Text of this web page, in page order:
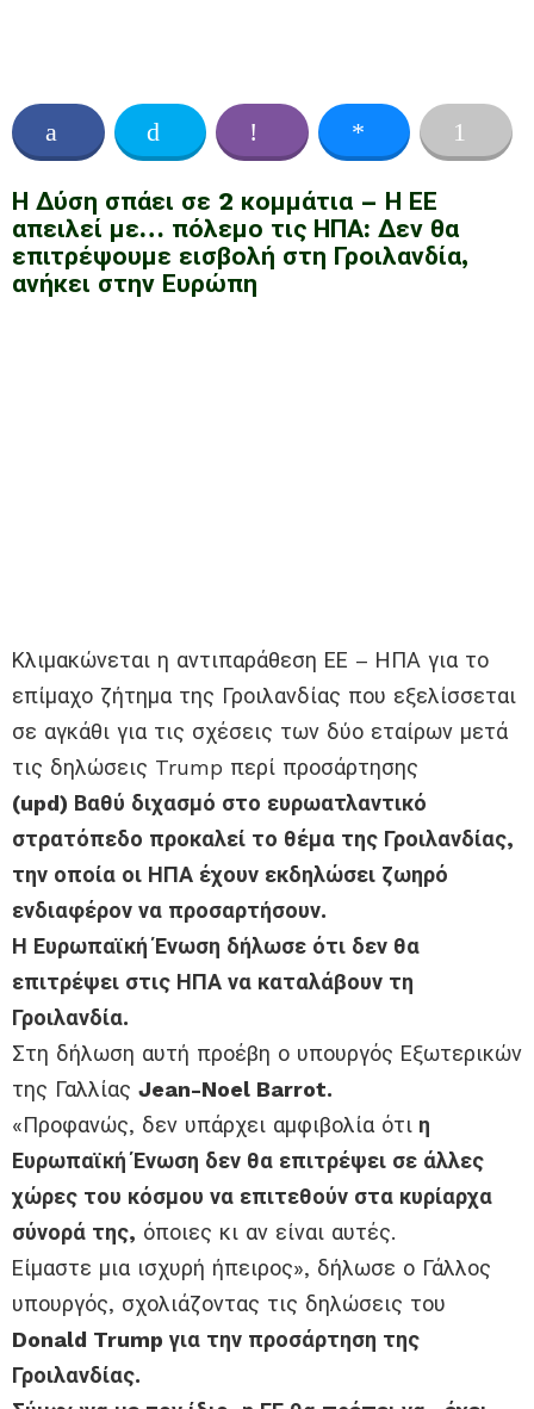
Η Δύση σπάει σε 2 κομμάτια – Η ΕΕ
απειλεί με… πόλεμο τις ΗΠΑ: Δεν θα
επιτρέψουμε εισβολή στη Γροιλανδία,
ανήκει στην Ευρώπη
Κλιμακώνεται η αντιπαράθεση ΕΕ – ΗΠΑ για το
επίμαχο ζήτημα της Γροιλανδίας που εξελίσσεται
σε αγκάθι για τις σχέσεις των δύο εταίρων μετά
τις δηλώσεις Trump περί προσάρτησης
(upd) Βαθύ διχασμό στο ευρωατλαντικό
στρατόπεδο προκαλεί το θέμα της Γροιλανδίας,
την οποία οι ΗΠΑ έχουν εκδηλώσει ζωηρό
ενδιαφέρον να προσαρτήσουν.
Η Ευρωπαϊκή Ένωση δήλωσε ότι δεν θα
επιτρέψει στις ΗΠΑ να καταλάβουν τη
Γροιλανδία.
Στη δήλωση αυτή προέβη ο υπουργός Εξωτερικών
της Γαλλίας Jean-Noel Barrot.
«Προφανώς, δεν υπάρχει αμφιβολία ότι η
Ευρωπαϊκή Ένωση δεν θα επιτρέψει σε άλλες
χώρες του κόσμου να επιτεθούν στα κυρίαρχα
σύνορά της, όποιες κι αν είναι αυτές.
Είμαστε μια ισχυρή ήπειρος», δήλωσε ο Γάλλος
υπουργός, σχολιάζοντας τις δηλώσεις του
Donald Trump για την προσάρτηση της
Γροιλανδίας.